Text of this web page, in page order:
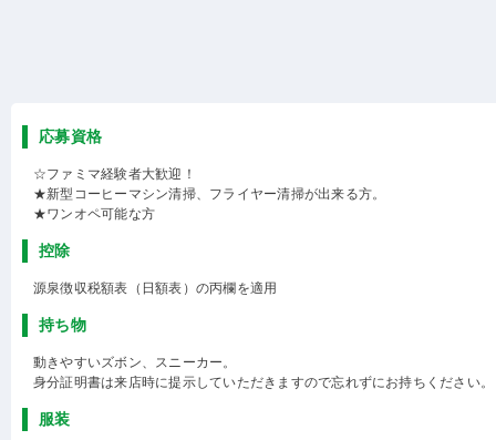
応募資格
☆ファミマ経験者大歓迎！
★新型コーヒーマシン清掃、フライヤー清掃が出来る方。
★ワンオペ可能な方
控除
源泉徴収税額表（日額表）の丙欄を適用
持ち物
動きやすいズボン、スニーカー。
身分証明書は来店時に提示していただきますので忘れずにお持ちください。
服装